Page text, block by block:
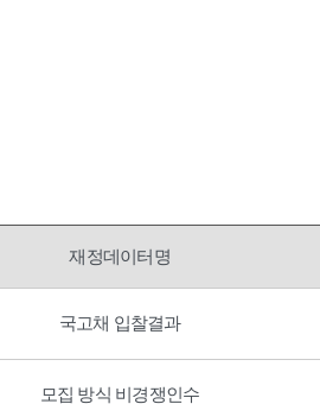
재정데이터명
국고채 입찰결과
모집 방식 비경쟁인수